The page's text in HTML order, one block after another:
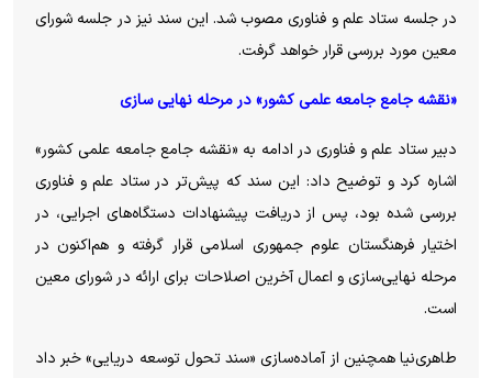
در جلسه ستاد علم و فناوری مصوب شد. این سند نیز در جلسه شورای
معین مورد بررسی قرار خواهد گرفت.
«نقشه جامع جامعه علمی کشور» در مرحله نهایی سازی
دبیر ستاد علم و فناوری در ادامه به «نقشه جامع جامعه علمی کشور»
اشاره کرد و توضیح داد: این سند که پیش‌تر در ستاد علم و فناوری
بررسی شده بود، پس از دریافت پیشنهادات دستگاه‌های اجرایی، در
اختیار فرهنگستان علوم جمهوری اسلامی قرار گرفته و هم‌اکنون در
مرحله نهایی‌سازی و اعمال آخرین اصلاحات برای ارائه در شورای معین
است.
طاهری‌نیا همچنین از آماده‌سازی «سند تحول توسعه دریایی» خبر داد